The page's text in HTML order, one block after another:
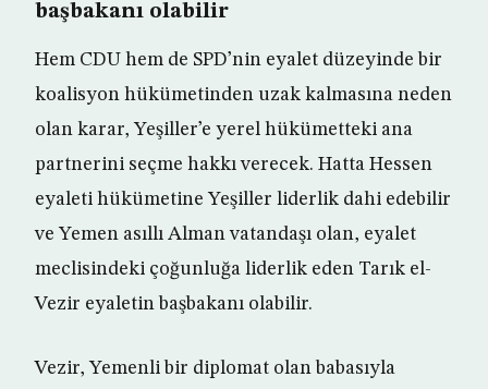
başbakanı olabilir
Hem CDU hem de SPD’nin eyalet düzeyinde bir
koalisyon hükümetinden uzak kalmasına neden
olan karar, Yeşiller’e yerel hükümetteki ana
partnerini seçme hakkı verecek. Hatta Hessen
eyaleti hükümetine Yeşiller liderlik dahi edebilir
ve Yemen asıllı Alman vatandaşı olan, eyalet
meclisindeki çoğunluğa liderlik eden Tarık el-
Vezir eyaletin başbakanı olabilir.
Vezir, Yemenli bir diplomat olan babasıyla